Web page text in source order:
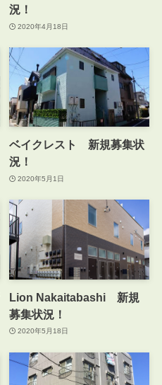
況！
2020年4月18日
ベイクレスト 新規募集状
況！
2020年5月1日
Lion Nakaitabashi 新規
募集状況！
2020年5月18日